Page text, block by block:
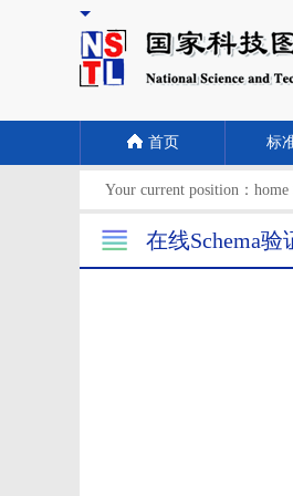
首页 标
Your current position： home
在线Schema验